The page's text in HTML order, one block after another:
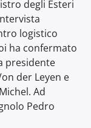
degli Esteri
logistico
ha confermato
presidente
der Leyen e
Ad
Pedro